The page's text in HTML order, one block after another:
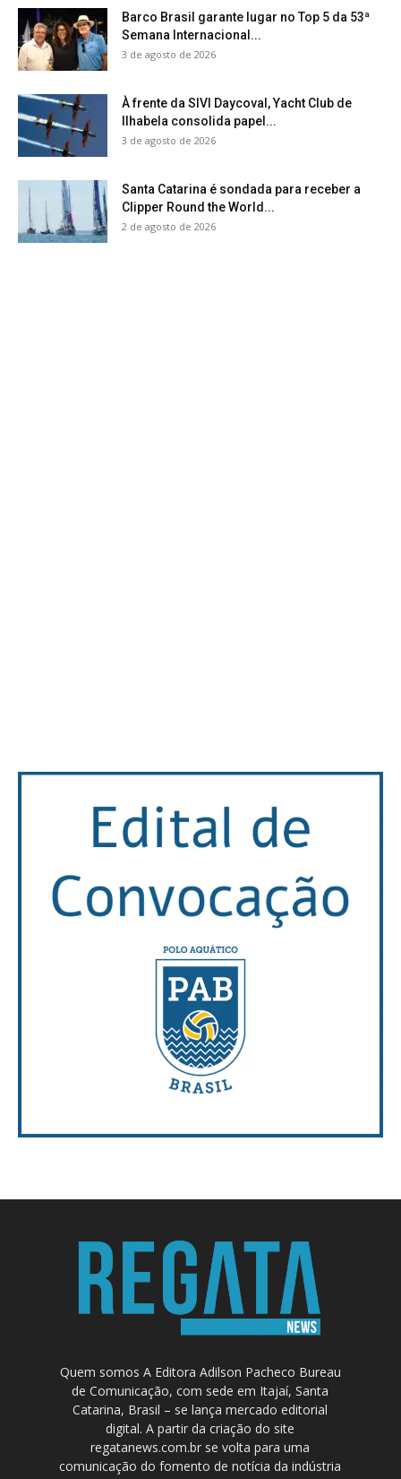
Barco Brasil garante lugar no Top 5 da 53ª
Semana Internacional...
3 de agosto de 2026
À frente da SIVI Daycoval, Yacht Club de
Ilhabela consolida papel...
3 de agosto de 2026
Santa Catarina é sondada para receber a
Clipper Round the World...
2 de agosto de 2026
Quem somos A Editora Adilson Pacheco Bureau
de Comunicação, com sede em Itajaí, Santa
Catarina, Brasil – se lança mercado editorial
digital. A partir da criação do site
regatanews.com.br se volta para uma
comunicação do fomento de notícia da indústria